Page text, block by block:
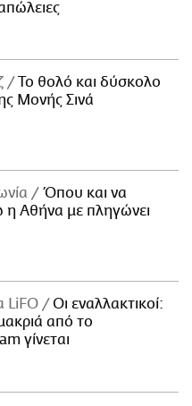
Το θολό και δύσκολο
Μονής Σινά
Όπου και να
η Αθήνα με πληγώνει
LiFO
Οι εναλλακτικοί:
από το
γίνεται